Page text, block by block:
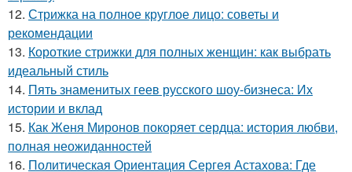
12. Стрижка на полное круглое лицо: советы и
рекомендации
13. Короткие стрижки для полных женщин: как выбрать
идеальный стиль
14. Пять знаменитых геев русского шоу-бизнеса: Их
истории и вклад
15. Как Женя Миронов покоряет сердца: история любви,
полная неожиданностей
16. Политическая Ориентация Сергея Астахова: Где